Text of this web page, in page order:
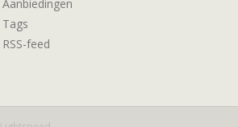
Aanbiedingen
Tags
RSS-feed